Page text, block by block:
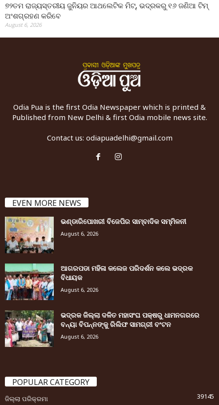
୭୨ତମ ରାଜ୍ୟସ୍ତରୀୟ ଜୁନିୟର ଆଥଲେଟିକ ମିଟ୍‌, ଭଦ୍ରକରୁ ୧୬ ଜଣିଆ ଟିମ୍
ଅଂଶଗ୍ରହଣ କରିବେ
August 6, 2026
Odia Pua is the first Odia Newspaper which is printed &
Published from New Delhi & first Odia mobile news site.
Contact us: odiapuadelhi@gmail.com
EVEN MORE NEWS
ଭଣ୍ଡାରିପୋଖରୀ ବିଜେପିର ସାମ୍ବାଦିକ ସମ୍ମିଳନୀ
August 6, 2026
ଆଗରପଡା ମହିଳା କଲେଜ ପରିଦର୍ଶନ କଲେ ଭଦ୍ରକ
ବିଧାୟକ
August 6, 2026
ଭଦ୍ରକ ଜିଲ୍ଲା ଦଳିତ ମହାସଂଘ ପକ୍ଷରୁ ଧାମନଗରରେ
ବନ୍ୟା ବିପନ୍ନଙ୍କୁ ରିଲିଫ ସାମଗ୍ରୀ ବଂଟନ
August 6, 2026
POPULAR CATEGORY
ଜିଲ୍ଲା ପରିକ୍ରମା 39145